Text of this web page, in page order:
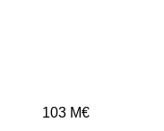
103 M€